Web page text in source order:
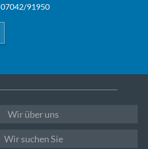
07042/91950
Wir über uns
Wir suchen Sie